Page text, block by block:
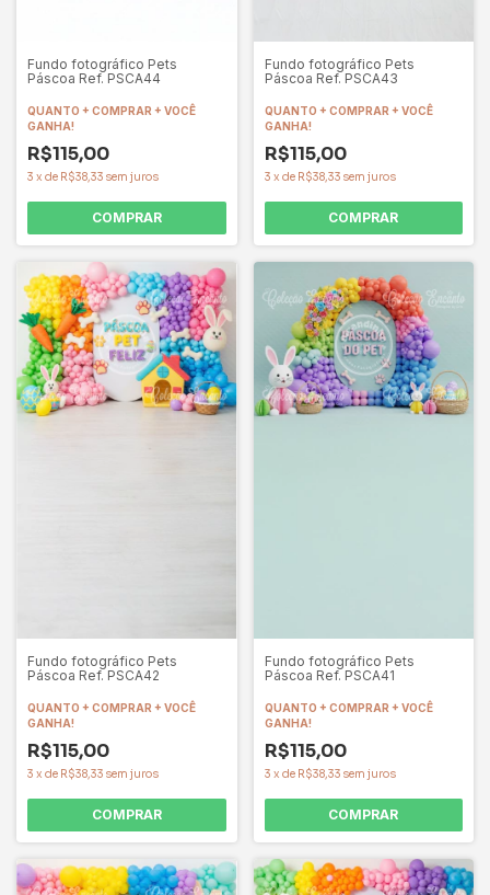
Fundo fotográfico Pets
Páscoa Ref. PSCA44
QUANTO + COMPRAR + VOCÊ
GANHA!
R$115,00
3 x de R$38,33 sem juros
COMPRAR
Fundo fotográfico Pets
Páscoa Ref. PSCA43
QUANTO + COMPRAR + VOCÊ
GANHA!
R$115,00
3 x de R$38,33 sem juros
COMPRAR
Fundo fotográfico Pets
Páscoa Ref. PSCA42
QUANTO + COMPRAR + VOCÊ
GANHA!
R$115,00
3 x de R$38,33 sem juros
COMPRAR
Fundo fotográfico Pets
Páscoa Ref. PSCA41
QUANTO + COMPRAR + VOCÊ
GANHA!
R$115,00
3 x de R$38,33 sem juros
COMPRAR